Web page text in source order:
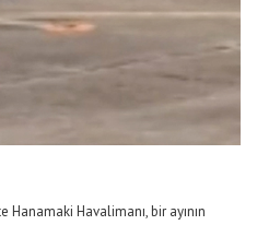
Hanamaki Havalimanı, bir ayının